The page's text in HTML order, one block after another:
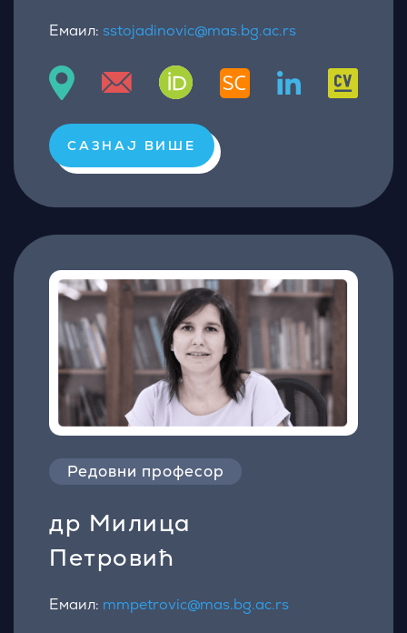
Емаил: sstojadinovic@mas.bg.ac.rs
САЗНАЈ ВИШЕ
Редовни професор
др Милица
Петровић
Емаил: mmpetrovic@mas.bg.ac.rs